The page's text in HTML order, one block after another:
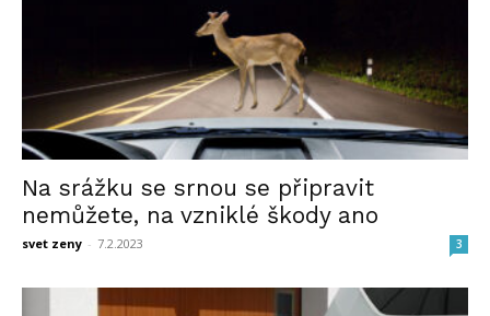
Na srážku se srnou se připravit
nemůžete, na vzniklé škody ano
svet zeny - 7.2.2023 3